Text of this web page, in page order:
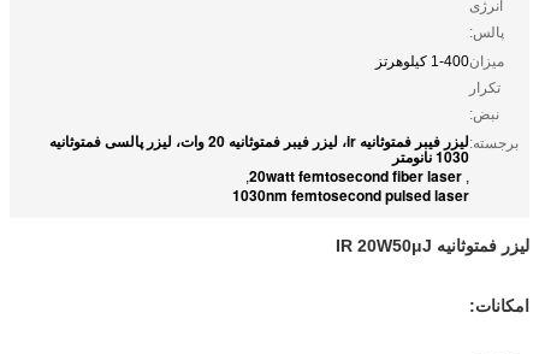
انرژی
پالس:
میزان
تکرار
نبض:
1-400 کیلوهرتز
برجسته: لیزر فیبر فمتوثانیه ir، لیزر فیبر فمتوثانیه 20 وات، لیزر پالسی فمتوثانیه
1030 نانومتر
,
20watt femtosecond fiber laser
,
1030nm femtosecond pulsed laser
لیزر فمتوثانیه IR 20W50μJ
امکانات: